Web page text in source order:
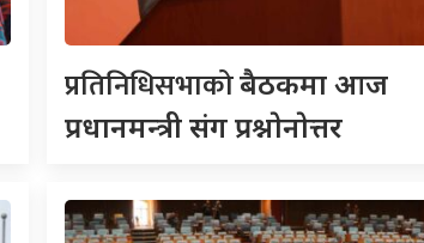
प्रतिनिधिसभाकोबैठकमा आज
प्रधानमन्त्री संग प्रश्नाेनाेत्तर